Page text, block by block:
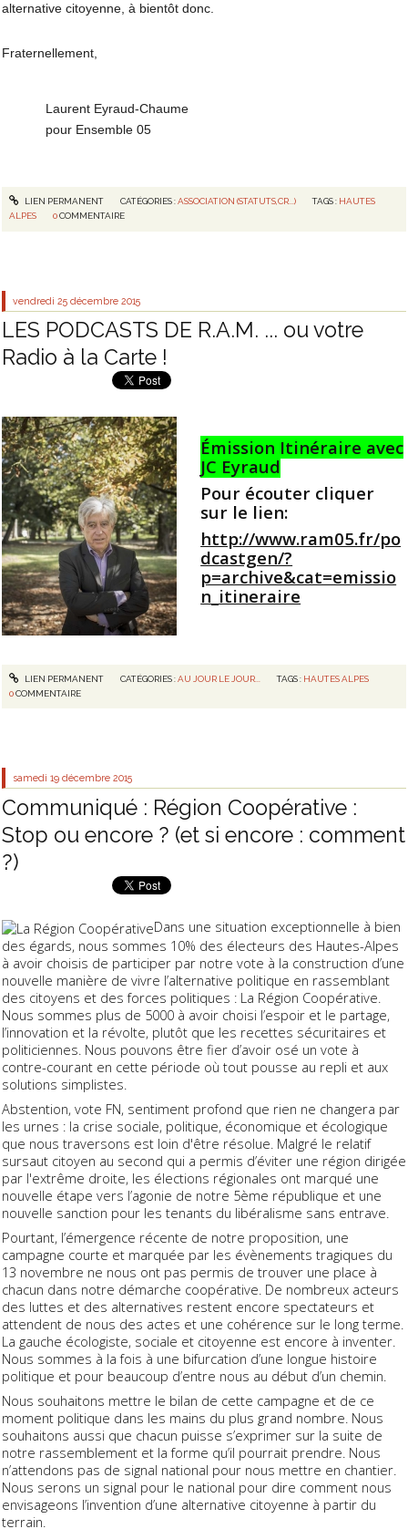
alternative citoyenne, à bientôt donc.
Fraternellement,
Laurent Eyraud-Chaume
pour Ensemble 05
LIEN PERMANENT CATÉGORIES :ASSOCIATION (STATUTS,CR...) TAGS : HAUTES
ALPES
0 COMMENTAIRE
vendredi 25 décembre 2015
LES PODCASTS DE R.A.M. ... ou votre
Radio à la Carte !
Émission Itinéraire avec
JC Eyraud
Pour écouter cliquer
sur le lien:
http://www.ram05.fr/po
dcastgen/?
p=archive&cat=emissio
n_itineraire
LIEN PERMANENT CATÉGORIES :AU JOUR LE JOUR... TAGS : HAUTES ALPES
0COMMENTAIRE
samedi 19 décembre 2015
Communiqué : Région Coopérative :
Stop ou encore ? (et si encore : comment
?)
Dans une situation exceptionnelle à bien
des égards, nous sommes 10% des électeurs des Hautes-Alpes
à avoir choisis de participer par notre vote à la construction d’une
nouvelle manière de vivre l’alternative politique en rassemblant
des citoyens et des forces politiques : La Région Coopérative.
Nous sommes plus de 5000 à avoir choisi l’espoir et le partage,
l’innovation et la révolte, plutôt que les recettes sécuritaires et
politiciennes. Nous pouvons être fier d’avoir osé un vote à
contre-courant en cette période où tout pousse au repli et aux
solutions simplistes.
Abstention, vote FN, sentiment profond que rien ne changera par
les urnes : la crise sociale, politique, économique et écologique
que nous traversons est loin d'être résolue. Malgré le relatif
sursaut citoyen au second qui a permis d’éviter une région dirigée
par l'extrême droite, les élections régionales ont marqué une
nouvelle étape vers l’agonie de notre 5ème république et une
nouvelle sanction pour les tenants du libéralisme sans entrave.
Pourtant, l’émergence récente de notre proposition, une
campagne courte et marquée par les évènements tragiques du
13 novembre ne nous ont pas permis de trouver une place à
chacun dans notre démarche coopérative. De nombreux acteurs
des luttes et des alternatives restent encore spectateurs et
attendent de nous des actes et une cohérence sur le long terme.
La gauche écologiste, sociale et citoyenne est encore à inventer.
Nous sommes à la fois à une bifurcation d’une longue histoire
politique et pour beaucoup d’entre nous au début d’un chemin.
Nous souhaitons mettre le bilan de cette campagne et de ce
moment politique dans les mains du plus grand nombre. Nous
souhaitons aussi que chacun puisse s’exprimer sur la suite de
notre rassemblement et la forme qu’il pourrait prendre. Nous
n’attendons pas de signal national pour nous mettre en chantier.
Nous serons un signal pour le national pour dire comment nous
envisageons l’invention d’une alternative citoyenne à partir du
terrain.